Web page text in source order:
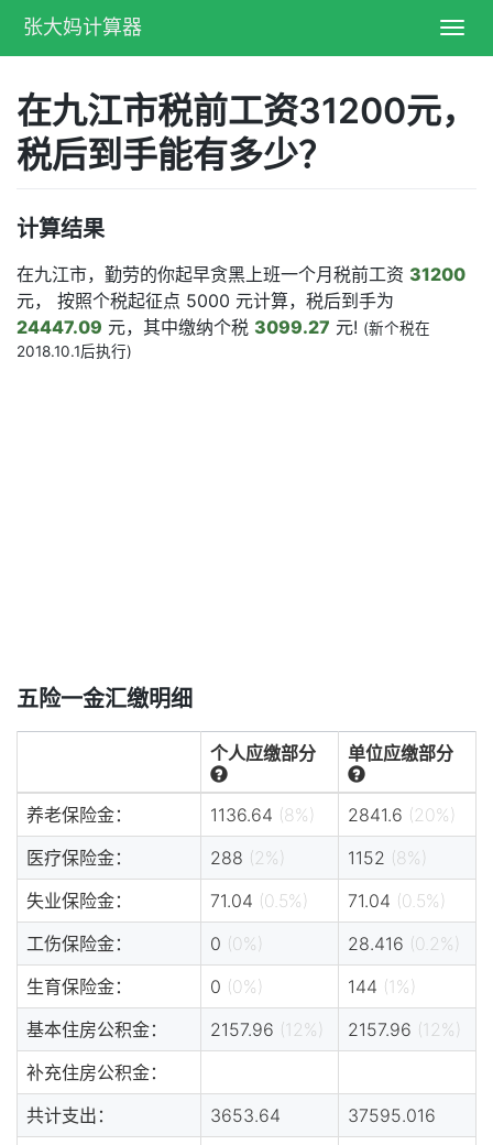
张大妈计算器
在九江市税前工资31200元，
税后到手能有多少？
计算结果
在九江市，勤劳的你起早贪黑上班一个月税前工资 31200
元， 按照个税起征点 5000 元计算，税后到手为
24447.09 元，其中缴纳个税 3099.27 元! (新个税在
2018.10.1后执行)
五险一金汇缴明细
个人应缴部分 单位应缴部分
养老保险金： 1136.64 (8%) 2841.6 (20%)
医疗保险金：
288 (2%) 1152 (8%)
失业保险金：
71.04 (0.5%) 71.04 (0.5%)
工伤保险金：
0 (0%) 28.416 (0.2%)
生育保险金：
0 (0%) 144 (1%)
基本住房公积金：
2157.96 (12%) 2157.96 (12%)
补充住房公积金：
共计支出：
3653.64
37595.016